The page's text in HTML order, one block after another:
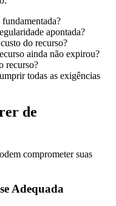
apontada?
do recurso?
ainda não expirou?
recurso?
todas as exigências
de
comprometer suas
Adequada